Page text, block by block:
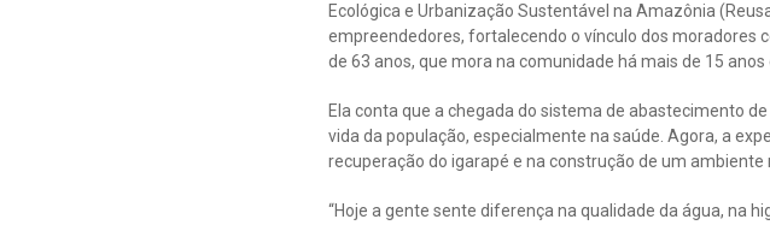
Ecológica e Urbanização Sustentável na Amazônia
empreendedores, fortalecendo o vínculo dos moradores
de 63 anos, que mora na comunidade há mais de 15
Ela conta que a chegada do sistema de abastecimento
vida da população, especialmente na saúde. Agora, a
recuperação do igarapé e na construção de um
“Hoje a gente sente diferença na qualidade da água, na